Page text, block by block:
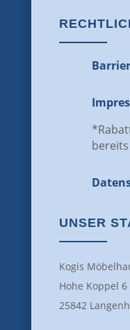
UNSER
Kogis
Hohe Koppel 6
25842